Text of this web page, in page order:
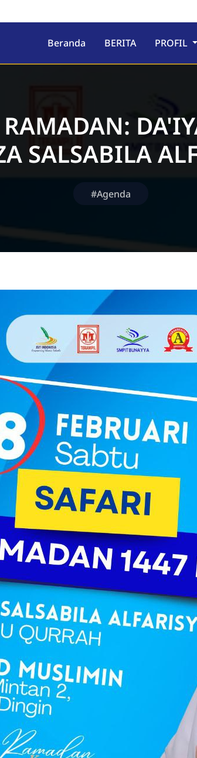
Beranda BERITA PROFIL
RAMADAN:
SALSABILA
#Agenda